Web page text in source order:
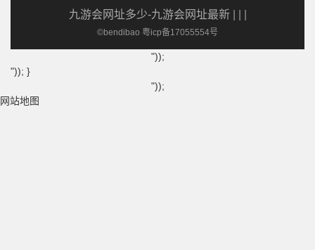
九游会网址多少-九游会网址最新| | |
©bendibao 粤icp备17055554号
"));
")); }
"));
网站地图